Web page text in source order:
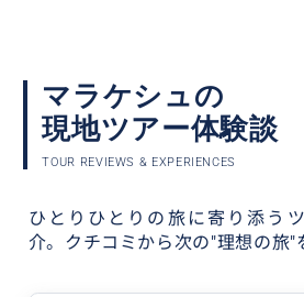
マラケシュの
現地ツアー体験談
TOUR REVIEWS & EXPERIENCES
ひとりひとりの旅に寄り添う
介。 クチコミから次の"理想の旅"